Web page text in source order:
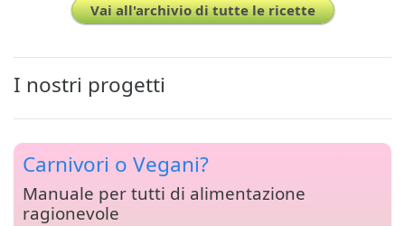
Vai all'archivio di tutte le ricette
I nostri progetti
Carnivori o Vegani?
Manuale per tutti di alimentazione
ragionevole